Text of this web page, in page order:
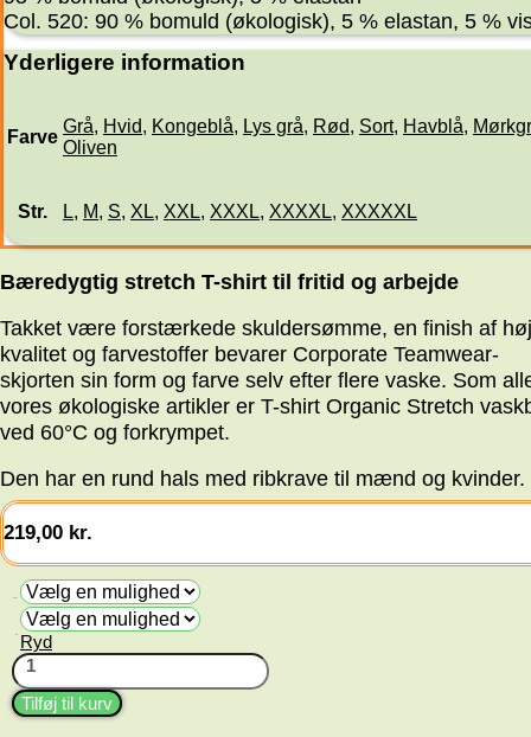
Col. 520: 90 % bomuld (økologisk), 5 % elastan, 5 %
Yderligere information
Farve
Grå, Hvid, Kongeblå, Lys grå, Rød, Sort, Havblå,
Oliven
Str. L, M, S, XL, XXL, XXXL, XXXXL, XXXXXL
Bæredygtig stretch T-shirt til fritid og arbejde
Takket være forstærkede skuldersømme, en finish af høj
kvalitet og farvestoffer bevarer Corporate Teamwear-
skjorten sin form og farve selv efter flere vaske. Som
vores økologiske artikler er T-shirt Organic Stretch
ved 60°C og forkrympet.
Den har en rund hals med ribkrave til mænd og kvinder.
219,00 kr.
Ryd
T-
shirt
Organic
Strecth
Tilføj til kurv